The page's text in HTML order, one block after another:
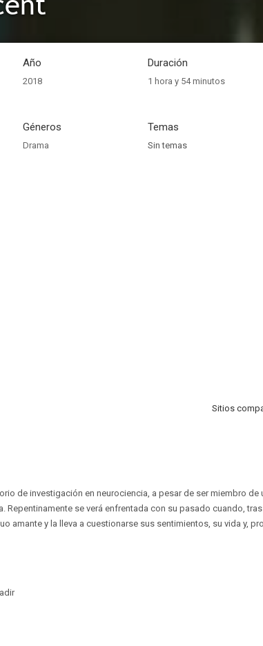
Año
2018
Duración
1 hora y 54 minutos
Géneros
Drama
Temas
Sin temas
Sitios
de investigación en neurociencia, a pesar de ser miembro de
Repentinamente se verá enfrentada con su pasado cuando,
amante y la lleva a cuestionarse sus sentimientos, su vida y,